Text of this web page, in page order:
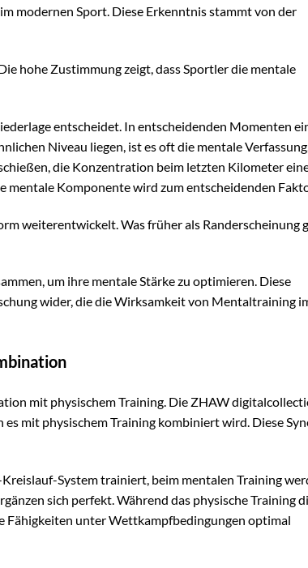
modernen Sport. Diese Erkenntnis stammt von der
hohe Zustimmung zeigt, dass Sportler die mentale
entscheidet. In entscheidenden Momenten
Niveau liegen, ist es oft die mentale
die Konzentration beim letzten Kilometer
Komponente wird zum entscheidenden
weiterentwickelt. Was früher als Randerscheinung
um ihre mentale Stärke zu optimieren. Diese
wider, die die Wirksamkeit von Mentaltraining
mit physischem Training. Die ZHAW
mit physischem Training kombiniert wird. Diese
System trainiert, beim mentalen Training
sich perfekt. Während das physische Training
Fähigkeiten unter Wettkampfbedingungen optimal